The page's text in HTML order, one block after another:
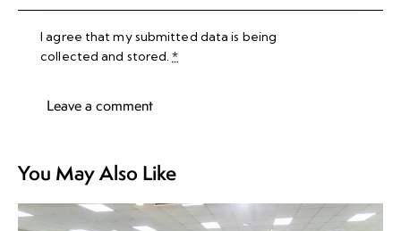
I agree that my submitted data is being
collected and stored.*
You May Also Like